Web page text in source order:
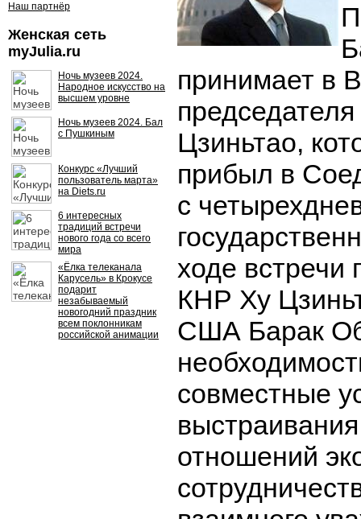
Наш партнёр
Женская сеть
myJulia.ru
Ночь музеев 2024.
Народное искусство на
высшем уровне
Ночь музеев 2024. Бал
с Пушкиным
Конкурс «Лучший
пользователь марта»
на Diets.ru
6 интересных
традиций встречи
нового года со всего
мира
«Ёлка телеканала
Карусель» в Крокусе
подарит
незабываемый
новогодний праздник
всем поклонникам
российской анимации
принимает в
Цзиньтао,
прибыл в
с
ходе встречи
КНР Ху
США Барак
совместные
отношений